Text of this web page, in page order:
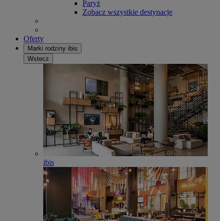
Paryż
Zobacz wszystkie destynacje
Oferty
Marki rodziny ibis
Wstecz
ibis